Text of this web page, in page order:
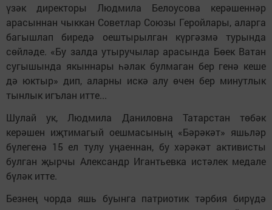
үзәк директоры Людмила Белоусова керәшеннәр
арасыннан чыккан Советлар Союзы Геройлары, аларга
багышлап биредә оештырылган күргәзмә турында
сөйләде. «Бу залда утыручылар арасында Бөек Ватан
сугышында якыннары һәлак булмаган бер генә кеше
дә юктыр» дип, аларны искә алу өчен бер минутлык
тынлык игълан итте...
Шулай ук, Людмила Даниловна Татарстан төбәк
керәшен иҗтимагый оешмасының «Бәрәкәт» яшьләр
бүлегенә 15 ел тулу уңаеннан, бу хәрәкәт активисты
булган җырчы Александр Игантьевка истәлек медале
бүләк итте.
Безнең чорда яшь буынга патриотик тәрбия бирүдә